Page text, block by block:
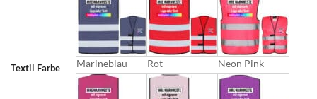
Textil Farbe Marineblau Rot Neon Pink